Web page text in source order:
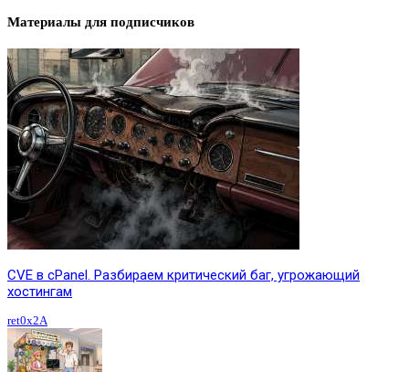
Материалы для подписчиков
CVE в cPanel. Разбираем критический баг, угрожающий
хостингам
ret0x2A